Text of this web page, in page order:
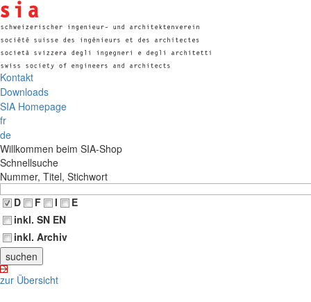
Kontakt
Downloads
SIA Homepage
fr
de
Willkommen beim SIA-Shop
Schnellsuche
Nummer, Titel, Stichwort
D
F I
E
inkl. SN EN
inkl. Archiv
zur Übersicht